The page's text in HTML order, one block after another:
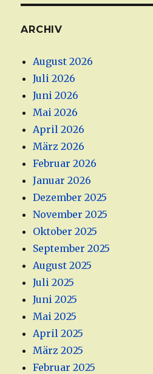
ARCHIV
August 2026
Juli 2026
Juni 2026
Mai 2026
April 2026
März 2026
Februar 2026
Januar 2026
Dezember 2025
November 2025
Oktober 2025
September 2025
August 2025
Juli 2025
Juni 2025
Mai 2025
April 2025
März 2025
Februar 2025